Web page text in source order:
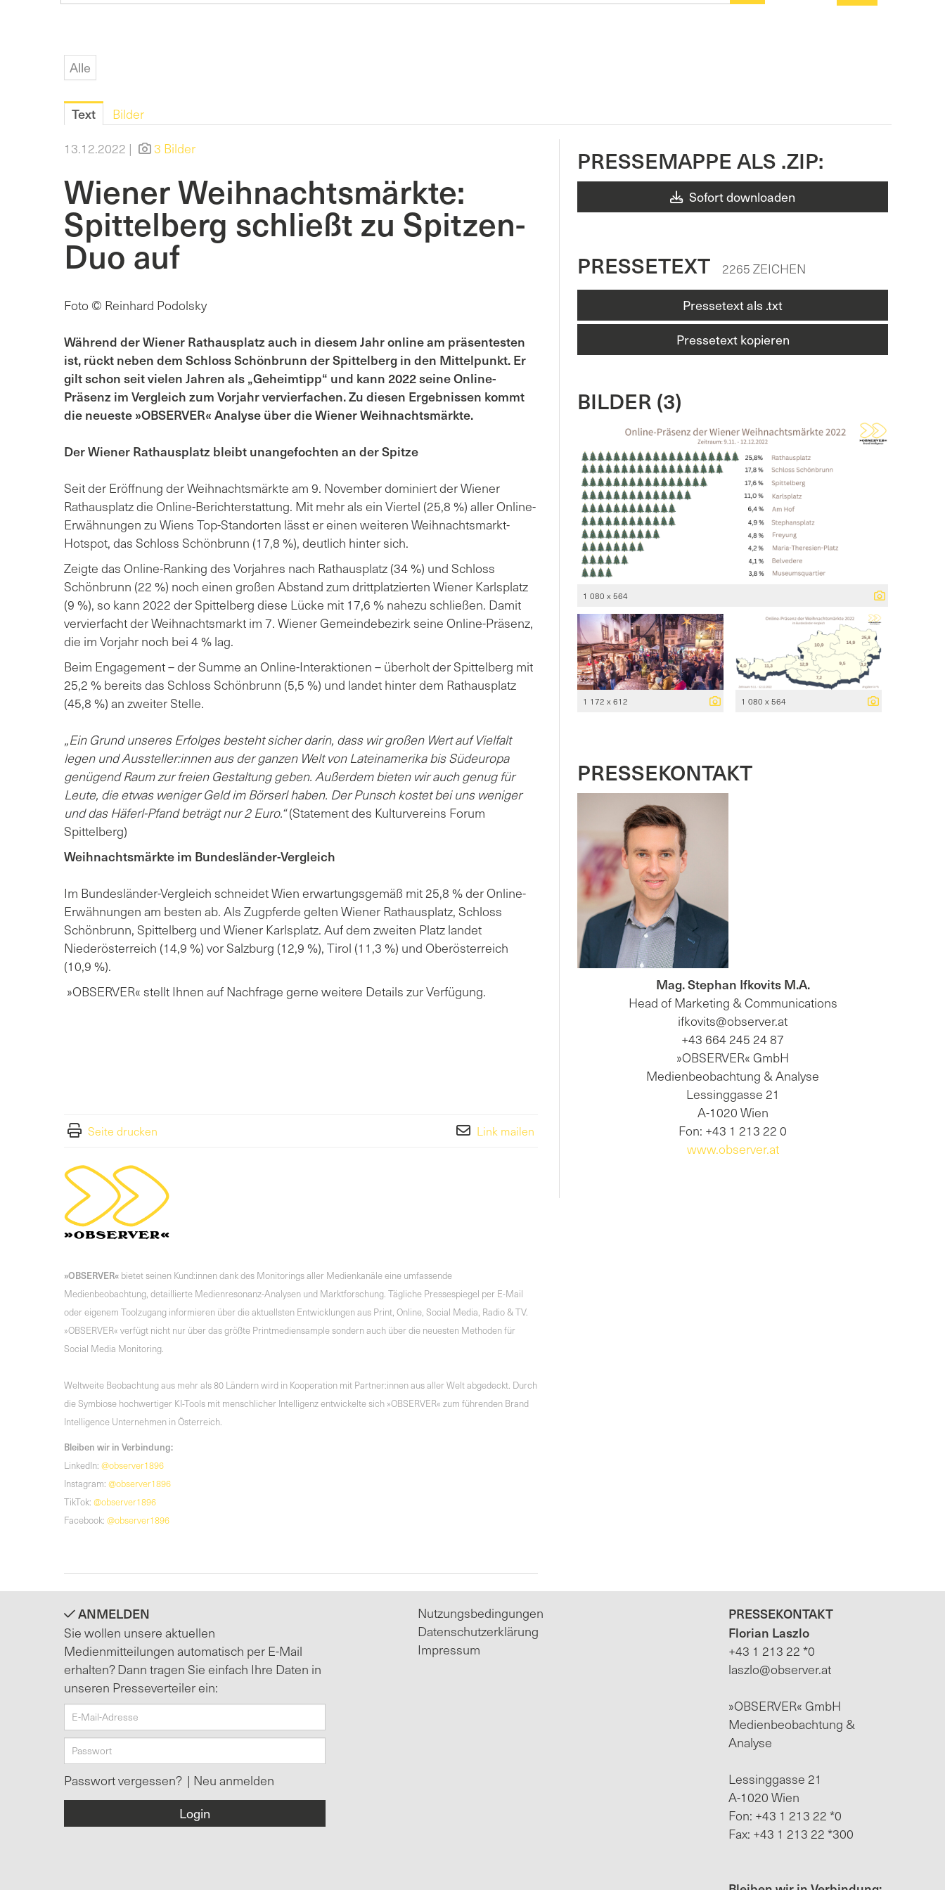
Alle
Text
Bilder
13.12.2022 |
3 Bilder
Wiener Weihnachtsmärkte:
Spittelberg schließt zu Spitzen-
Duo auf
Foto © Reinhard Podolsky
Während der Wiener Rathausplatz auch in diesem Jahr online am präsentesten
ist, rückt neben dem Schloss Schönbrunn der Spittelberg in den Mittelpunkt. Er
gilt schon seit vielen Jahren als „Geheimtipp“ und kann 2022 seine Online-
Präsenz im Vergleich zum Vorjahr vervierfachen. Zu diesen Ergebnissen kommt
die neueste »OBSERVER« Analyse über die Wiener Weihnachtsmärkte.
Der Wiener Rathausplatz bleibt unangefochten an der Spitze
Seit der Eröffnung der Weihnachtsmärkte am 9. November dominiert der Wiener
Rathausplatz die Online-Berichterstattung. Mit mehr als ein Viertel (25,8 %) aller Online-
Erwähnungen zu Wiens Top-Standorten lässt er einen weiteren Weihnachtsmarkt-
Hotspot, das Schloss Schönbrunn (17,8 %), deutlich hinter sich.
Zeigte das Online-Ranking des Vorjahres nach Rathausplatz (34 %) und Schloss
Schönbrunn (22 %) noch einen großen Abstand zum drittplatzierten Wiener Karlsplatz
(9 %), so kann 2022 der Spittelberg diese Lücke mit 17,6 % nahezu schließen. Damit
vervierfacht der Weihnachtsmarkt im 7. Wiener Gemeindebezirk seine Online-Präsenz,
die im Vorjahr noch bei 4 % lag.
Beim Engagement – der Summe an Online-Interaktionen – überholt der Spittelberg mit
25,2 % bereits das Schloss Schönbrunn (5,5 %) und landet hinter dem Rathausplatz
(45,8 %) an zweiter Stelle.
„Ein Grund unseres Erfolges besteht sicher darin, dass wir großen Wert auf Vielfalt
legen und Aussteller:innen aus der ganzen Welt von Lateinamerika bis Südeuropa
genügend Raum zur freien Gestaltung geben. Außerdem bieten wir auch genug für
Leute, die etwas weniger Geld im Börserl haben. Der Punsch kostet bei uns weniger
und das Häferl-Pfand beträgt nur 2 Euro.“(Statement des Kulturvereins Forum
Spittelberg)
Weihnachtsmärkte im Bundesländer-Vergleich
Im Bundesländer-Vergleich schneidet Wien erwartungsgemäß mit 25,8 % der Online-
Erwähnungen am besten ab. Als Zugpferde gelten Wiener Rathausplatz, Schloss
Schönbrunn, Spittelberg und Wiener Karlsplatz. Auf dem zweiten Platz landet
Niederösterreich (14,9 %) vor Salzburg (12,9 %), Tirol (11,3 %) und Oberösterreich
(10,9 %).
»OBSERVER« stellt Ihnen auf Nachfrage gerne weitere Details zur Verfügung.
Seite drucken Link mailen
»OBSERVER« bietet seinen Kund:innen dank des Monitorings aller Medienkanäle eine umfassende
Medienbeobachtung, detaillierte Medienresonanz-Analysen und Marktforschung. Tägliche Pressespiegel per E-Mail
oder eigenem Toolzugang informieren über die aktuellsten Entwicklungen aus Print, Online, Social Media, Radio & TV.
»OBSERVER« verfügt nicht nur über das größte Printmediensample sondern auch über die neuesten Methoden für
Social Media Monitoring.
Weltweite Beobachtung aus mehr als 80 Ländern wird in Kooperation mit Partner:innen aus aller Welt abgedeckt. Durch
die Symbiose hochwertiger KI-Tools mit menschlicher Intelligenz entwickelte sich »OBSERVER« zum führenden Brand
Intelligence Unternehmen in Österreich.
Bleiben wir in Verbindung:
LinkedIn: @observer1896
Instagram: @observer1896
TikTok: @observer1896
Facebook: @observer1896
PRESSEMAPPE ALS .ZIP:
Sofort downloaden
PRESSETEXT
2265 ZEICHEN
Pressetext als .txt
Pressetext kopieren
BILDER (3)
1 080 x 564
1 172 x 612 1 080 x 564
PRESSEKONTAKT
Mag. Stephan Ifkovits M.A.
Head of Marketing & Communications
ifkovits@observer.at
+43 664 245 24 87
»OBSERVER« GmbH
Medienbeobachtung & Analyse
Lessinggasse 21
A-1020 Wien
Fon: +43 1 213 22 0
www.observer.at
ANMELDEN
Sie wollen unsere aktuellen
Medienmitteilungen automatisch per E-Mail
erhalten? Dann tragen Sie einfach Ihre Daten in
unseren Presseverteiler ein:
Passwort vergessen? | Neu anmelden
Nutzungsbedingungen
Datenschutzerklärung
Impressum
PRESSEKONTAKT
Florian Laszlo
+43 1 213 22 *0
laszlo@observer.at
»OBSERVER« GmbH
Medienbeobachtung &
Analyse
Lessinggasse 21
A-1020 Wien
Fon: +43 1 213 22 *0
Fax: +43 1 213 22 *300